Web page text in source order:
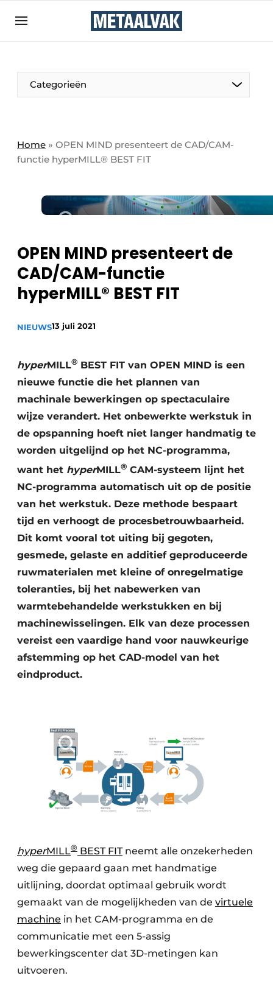
Bedrijven
Contact
Eigen content aanleveren
Evenement aanmelden
Meest gelezen
Podcasts
Privacy / Cookie statement
Vacature aanmelden
Video’s
Categorieën
Home » OPEN MIND presenteert de CAD/CAM-
functie hyperMILL® BEST FIT
OPEN MIND presenteert de
CAD/CAM-functie
hyperMILL® BEST FIT
NIEUWS13 juli 2021
hyperMILL® BEST FIT van OPEN MIND is een
nieuwe functie die het plannen van
machinale bewerkingen op spectaculaire
wijze verandert. Het onbewerkte werkstuk in
de opspanning hoeft niet langer handmatig te
worden uitgelijnd op het NC-programma,
want het hyperMILL® CAM-systeem lijnt het
NC-programma automatisch uit op de positie
van het werkstuk. Deze methode bespaart
tijd en verhoogt de procesbetrouwbaarheid.
Dit komt vooral tot uiting bij gegoten,
gesmede, gelaste en additief geproduceerde
ruwmaterialen met kleine of onregelmatige
toleranties, bij het nabewerken van
warmtebehandelde werkstukken en bij
machinewisselingen. Elk van deze processen
vereist een vaardige hand voor nauwkeurige
afstemming op het CAD-model van het
eindproduct.
hyperMILL® BEST FITneemt alle onzekerheden
weg die gepaard gaan met handmatige
uitlijning, doordat optimaal gebruik wordt
gemaakt van de mogelijkheden van de virtuele
machine in het CAM-programma en de
communicatie met een 5-assig
bewerkingscenter dat 3D-metingen kan
uitvoeren.